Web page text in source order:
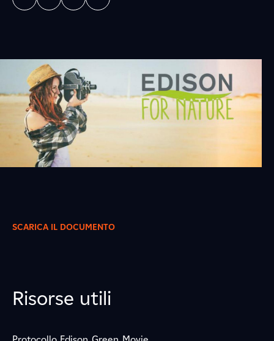
SCARICA IL DOCUMENTO
Risorse utili